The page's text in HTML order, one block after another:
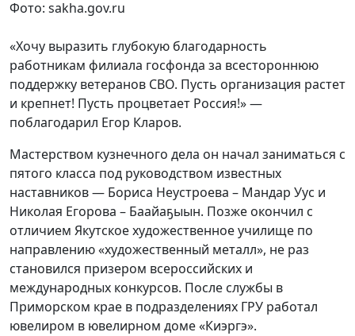
Фото: sakha.gov.ru
«Хочу выразить глубокую благодарность
работникам филиала госфонда за всестороннюю
поддержку ветеранов СВО. Пусть организация растет
и крепнет! Пусть процветает Россия!» —
поблагодарил Егор Кларов.
Мастерством кузнечного дела он начал заниматься с
пятого класса под руководством известных
наставников — Бориса Неустроева – Мандар Уус и
Николая Егорова – Баайаҕыын. Позже окончил с
отличием Якутское художественное училище по
направлению «художественный металл», не раз
становился призером всероссийских и
международных конкурсов. После службы в
Приморском крае в подразделениях ГРУ работал
ювелиром в ювелирном доме «Киэргэ».